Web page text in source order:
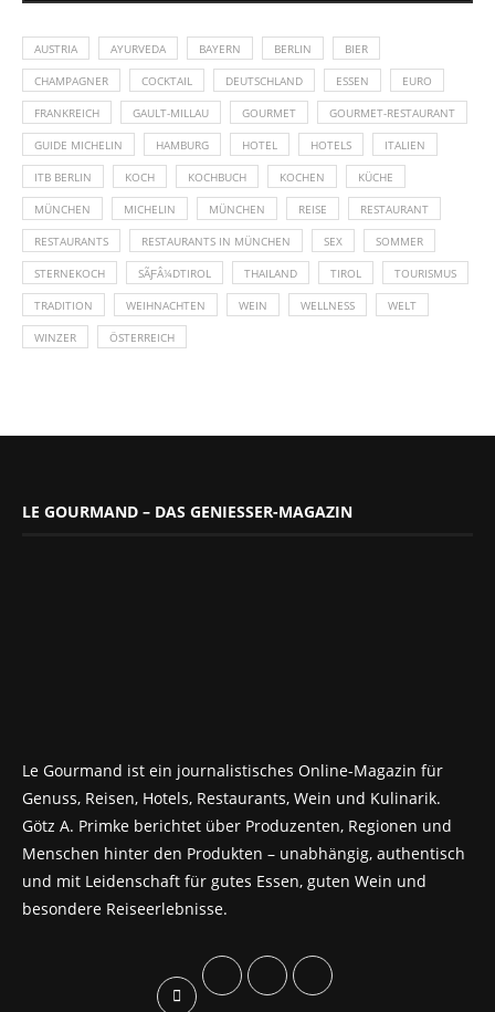
AUSTRIA AYURVEDA BAYERN BERLIN BIER
CHAMPAGNER COCKTAIL DEUTSCHLAND ESSEN EURO
FRANKREICH GAULT-MILLAU GOURMET GOURMET-RESTAURANT
GUIDE MICHELIN HAMBURG HOTEL HOTELS ITALIEN
ITB BERLIN KOCH KOCHBUCH KOCHEN KÜCHE
MÜNCHEN MICHELIN MÜNCHEN REISE RESTAURANT
RESTAURANTS RESTAURANTS IN MÜNCHEN SEX SOMMER
STERNEKOCH SÃƑÂ¼DTIROL THAILAND TIROL TOURISMUS
TRADITION WEIHNACHTEN WEIN WELLNESS WELT
WINZER ÖSTERREICH
LE GOURMAND – DAS GENIESSER-MAGAZIN
Le Gourmand ist ein journalistisches Online-Magazin für
Genuss, Reisen, Hotels, Restaurants, Wein und Kulinarik.
Götz A. Primke berichtet über Produzenten, Regionen und
Menschen hinter den Produkten – unabhängig, authentisch
und mit Leidenschaft für gutes Essen, guten Wein und
besondere Reiseerlebnisse.